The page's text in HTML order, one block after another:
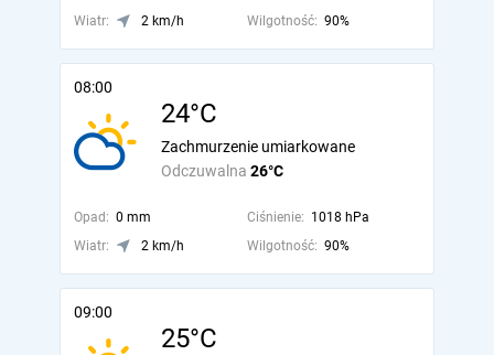
Wiatr: 2 km/h Wilgotność: 90%
08:00
24°C
Odczuwalna 26°C
Zachmurzenie umiarkowane
Opad: 0 mm Ciśnienie: 1018 hPa
Wiatr:
2 km/h Wilgotność: 90%
09:00
25°C